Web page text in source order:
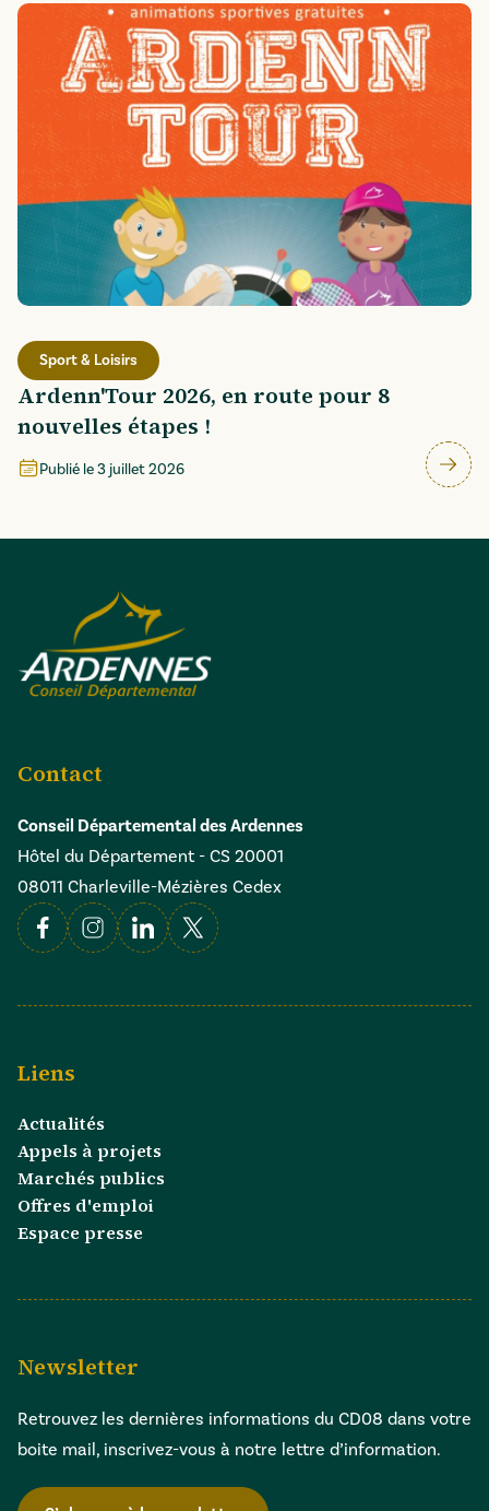
Sport & Loisirs
Ardenn'Tour 2026, en route pour 8
nouvelles étapes !
Publié le3 juillet 2026
Contact
Conseil Départemental des Ardennes
Hôtel du Département - CS 20001
08011 Charleville-Mézières Cedex
FacebookInstagramLinkedin
X
Liens
Actualités
Appels à projets
Marchés publics
Offres d'emploi
Espace presse
Newsletter
Retrouvez les dernières informations du CD08 dans votre
boite mail, inscrivez-vous à notre lettre d’information.